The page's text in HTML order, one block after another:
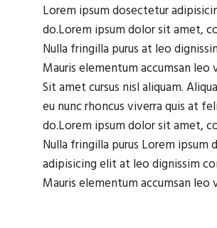
Lorem ipsum dosectetur
do.Lorem ipsum dolor sit amet,
Nulla fringilla purus at leo
Mauris elementum accumsan leo
Sit amet cursus nisl aliquam.
eu nunc rhoncus viverra quis at
do.Lorem ipsum dolor sit amet,
Nulla fringilla purus Lorem ipsum
adipisicing elit at leo dignissim
Mauris elementum accumsan leo